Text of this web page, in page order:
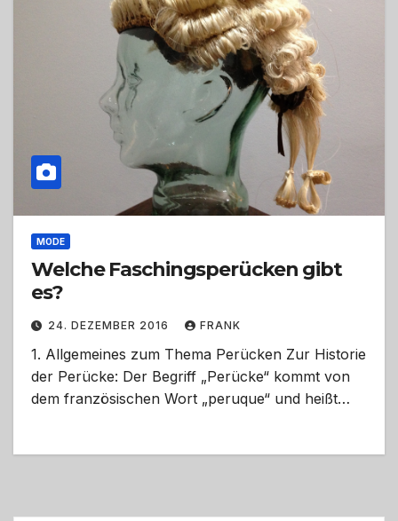
MODE
Welche Faschingsperücken gibt
es?
24. DEZEMBER 2016 FRANK
1. Allgemeines zum Thema Perücken Zur Historie
der Perücke: Der Begriff „Perücke“ kommt von
dem französischen Wort „peruque“ und heißt…